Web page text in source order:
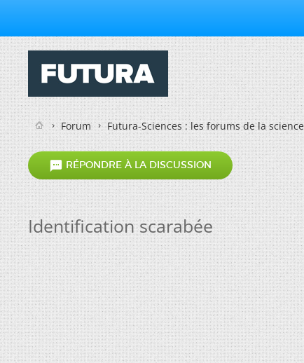
Forum Futura-Sciences : les forums de la science
 RÉPONDRE À LA DISCUSSION
Identification scarabée